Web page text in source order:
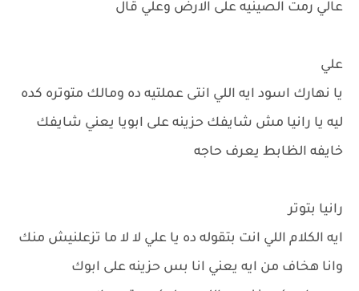
عالي رمت الصينيه على الارض وعلي قال
علي
يا نهارك اسود ايه اللي انتى عملتيه ده ومالك متوتره كده
ليه يا رانيا مش شايفك حزينه على ابويا يعني شايفك
خايفه الظابط يعرف حاجه
رانيا بتوتر
ايه الكلام اللي انت بتقوله ده يا علي لا لا ما تزعلنيش منك
وانا هخاف من ايه يعني انا بس حزينه على ابوك